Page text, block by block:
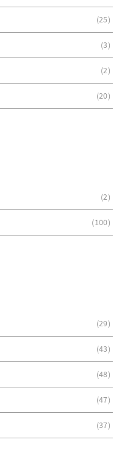
25
3
2
20
2
100
29
43
48
47
37